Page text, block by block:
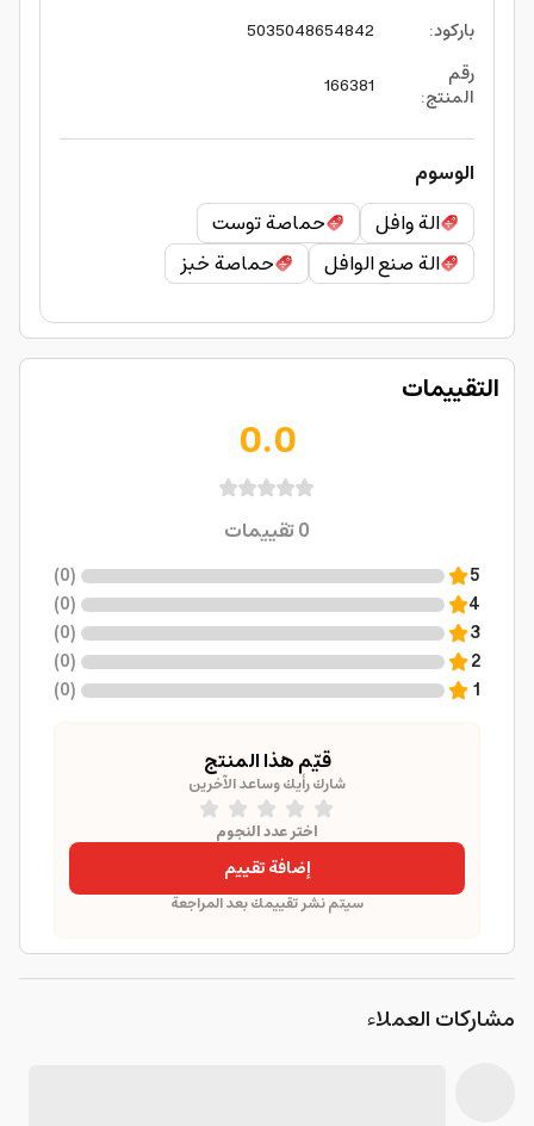
باركود:
5035048654842
رقم
المنتج:
166381
الوسوم
الة وافل
حماصة توست
الة صنع الوافل
حماصة خبز
التقييمات
0.0
0تقييمات
5
(
0
)
4
(
0
)
3
(
0
)
2
(
0
)
1
(
0
)
قيّم هذا المنتج
شارك رأيك وساعد الآخرين
اختر عدد النجوم
إضافة تقييم
سيتم نشر تقييمك بعد المراجعة
مشاركات العملاء